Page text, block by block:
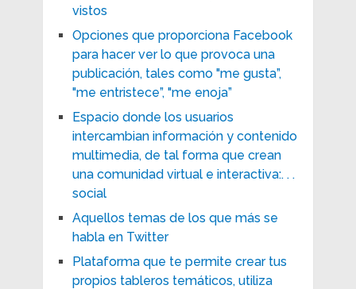
vistos
Opciones que proporciona Facebook
para hacer ver lo que provoca una
publicación, tales como "me gusta”,
"me entristece”, "me enoja”
Espacio donde los usuarios
intercambian información y contenido
multimedia, de tal forma que crean
una comunidad virtual e interactiva:. . .
social
Aquellos temas de los que más se
habla en Twitter
Plataforma que te permite crear tus
propios tableros temáticos, utiliza